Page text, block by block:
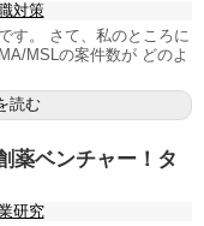
対策
す。 さて、私のところに
MSLの案件数が どのよ
読む
薬ベンチャー！タ
研究